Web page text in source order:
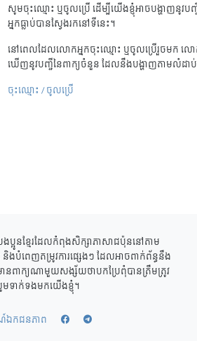
សូមចុះឈ្មោះ ឬចូលប្រើ ដើម្បីយើងខ្ញុំអាចបង្ហាញនូវ
អ្នកធ្លាប់បានស្វែងរកនៅទីនេះ។
នៅពេលដែលលោកអ្នកចុះឈ្មោះ ឬចូលប្រើរួចមក លោ
ឃើញនូវបញ្ជីនៃពាក្យចំនួន ដែលនឹងបង្ហាញតាមលំដា
ចុះឈ្មោះ / ចូលប្រើ
ប្អូនខ្មែរដែលកំពុងសិក្សាភាសាជប៉ុននៅតាម
និងបំពេញតម្រូវការផ្សេងៗ ដែលអាចពាក់ព័ន្ធនឹង
ពាក្យណាមួយសង្ស័យថាបកប្រែពុំបានត្រឹមត្រូវ
ាក់ទងមកយើងខ្ញុំ។
ឯកជនភាព